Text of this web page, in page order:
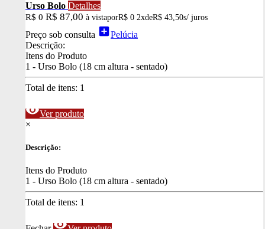
Urso Bolo Detalhes
R$ 0 R$ 87,00 à vistaporR$ 0 2xdeR$ 43,50s/ juros
Preço sob consulta add_boxPelúcia
Descrição:
Itens do Produto
1 - Urso Bolo (18 cm altura - sentado)
Total de itens: 1
visibilityVer produto
×
Descrição:
Itens do Produto
1 - Urso Bolo (18 cm altura - sentado)
Total de itens: 1
visibility